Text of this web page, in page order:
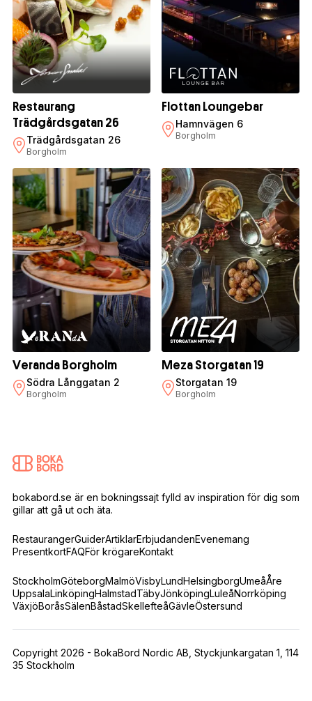
Restaurang
Trädgårdsgatan 26
Trädgårdsgatan 26
Borgholm
Flottan Loungebar
Hamnvägen 6
Borgholm
Veranda Borgholm
Södra Långgatan 2
Borgholm
Meza Storgatan 19
Storgatan 19
Borgholm
bokabord.se är en bokningssajt fylld av inspiration för dig som
gillar att gå ut och äta.
RestaurangerGuiderArtiklarErbjudandenEvenemang
PresentkortFAQFör krögareKontakt
StockholmGöteborgMalmöVisbyLundHelsingborgUmeåÅre
UppsalaLinköpingHalmstadTäbyJönköpingLuleåNorrköping
VäxjöBoråsSälenBåstadSkellefteåGävleÖstersund
Copyright 2026 - BokaBord Nordic AB, Styckjunkargatan 1, 114
35 Stockholm